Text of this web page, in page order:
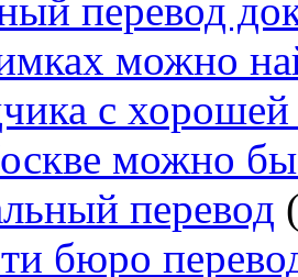
перевод
можно
с
можно
перевод
бюро